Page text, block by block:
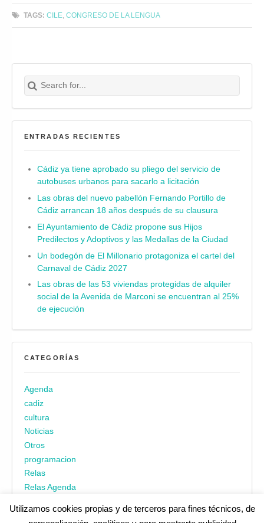
TAGS: CILE ,CONGRESO DE LA LENGUA
Search for:
Buscar
ENTRADAS RECIENTES
Cádiz ya tiene aprobado su pliego del servicio de
autobuses urbanos para sacarlo a licitación
Las obras del nuevo pabellón Fernando Portillo de
Cádiz arrancan 18 años después de su clausura
El Ayuntamiento de Cádiz propone sus Hijos
Predilectos y Adoptivos y las Medallas de la Ciudad
Un bodegón de El Millonario protagoniza el cartel del
Carnaval de Cádiz 2027
Las obras de las 53 viviendas protegidas de alquiler
social de la Avenida de Marconi se encuentran al 25%
de ejecución
CATEGORÍAS
Agenda
cadiz
cultura
Noticias
Otros
programacion
Relas
Relas Agenda
Utilizamos cookies propias y de terceros para fines técnicos, de